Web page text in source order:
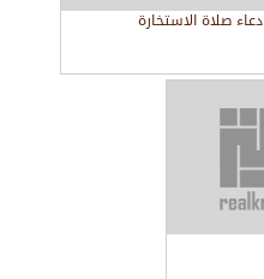
دعاء صلاة الاستخارة